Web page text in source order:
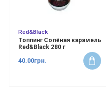
Red&Black
Топпинг Солёная карамель
Red&Black 280 г
40.00грн.